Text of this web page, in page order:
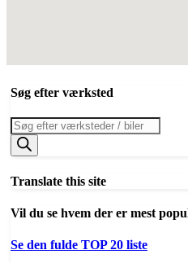
Søg efter værksted
Products
search
Translate this site
Vil du se hvem der er mest
Se den fulde TOP 20 liste